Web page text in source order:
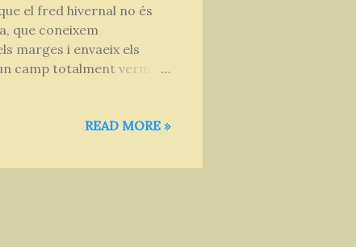
el fred hivernal no és
que coneixem
marges i envaeix els
camp totalment vermell.
surten les tiges diverses
és comestible. Les
READ MORE »